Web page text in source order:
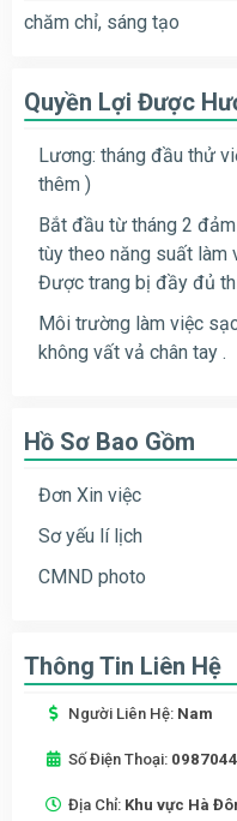
chăm chỉ, sáng tạo
Quyền Lợi Được
Lương: tháng đầu thử
thêm )
Bắt đầu từ tháng 2
tùy theo năng suất làm
Được trang bị đầy đủ
Môi trường làm việc
không vất vả chân tay .
Hồ Sơ Bao Gồm
Đơn Xin việc
Sơ yếu lí lịch
CMND photo
Thông Tin Liên Hệ
Người Liên Hệ: Nam
Số Điện Thoại:
Địa Chỉ: Khu vực Hà